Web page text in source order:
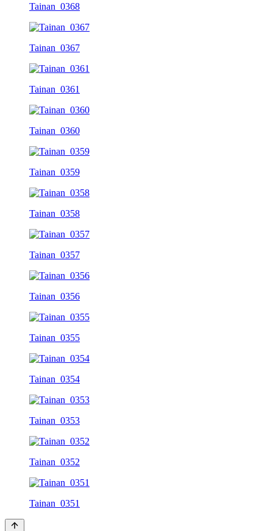
Tainan_0368
Tainan_0367
Tainan_0361
Tainan_0360
Tainan_0359
Tainan_0358
Tainan_0357
Tainan_0356
Tainan_0355
Tainan_0354
Tainan_0353
Tainan_0352
Tainan_0351